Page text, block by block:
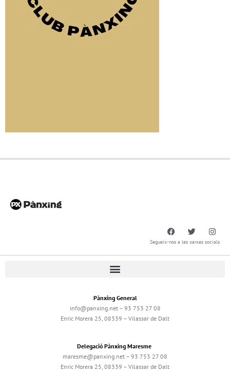
Segueix-nos a les xarxes socials
Pànxing General
info@panxing.net – 93 753 27 08
Enric Morera 25, 08339 – Vilassar de Dalt
Delegació Pànxing Maresme
maresme@panxing.net – 93 753 27 08
Enric Morera 25, 08339 – Vilassar de Dalt